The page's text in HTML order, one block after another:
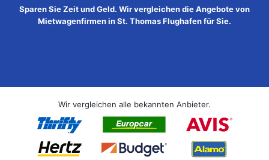
Sparen Sie Zeit und Geld. Wir vergleichen die Angebote von
Mietwagenfirmen in St. Thomas Flughafen für Sie.
Wir vergleichen alle bekannten Anbieter.